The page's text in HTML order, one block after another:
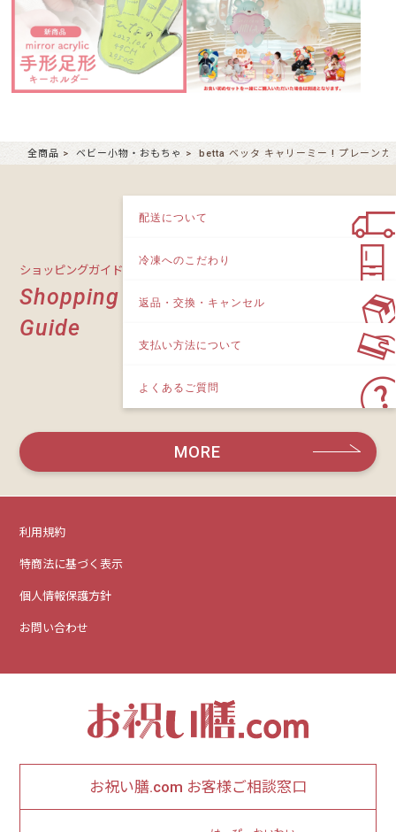
全商品 ベビー小物・おもちゃ betta ベッタ キャリーミー ! プレーン
ショッピングガイド
Shopping
Guide
MORE
配送について
冷凍へのこだわり
返品・交換・キャンセル
支払い方法について
よくあるご質問
利用規約
特商法に基づく表示
個人情報保護方針
お問い合わせ
お祝い膳.com お客様ご相談窓口